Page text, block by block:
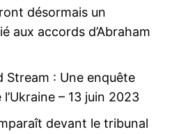
désormais un
aux accords d’Abraham
Stream : Une enquête
– 13 juin 2023
devant le tribunal